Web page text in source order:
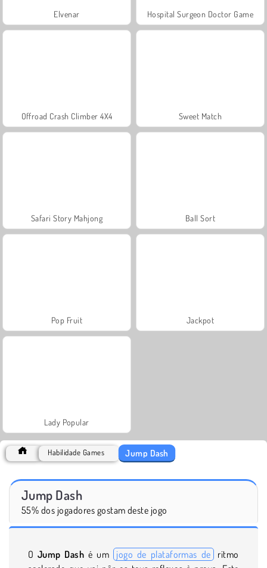
Elvenar Hospital Surgeon Doctor Game
Offroad Crash Climber 4X4 Sweet Match
Safari Story Mahjong Ball Sort
Pop Fruit Jackpot
Lady Popular
Habilidade Games Jump Dash
Jump Dash
55% dos jogadores gostam deste jogo
O Jump Dash é um jogo de plataformas de ritmo